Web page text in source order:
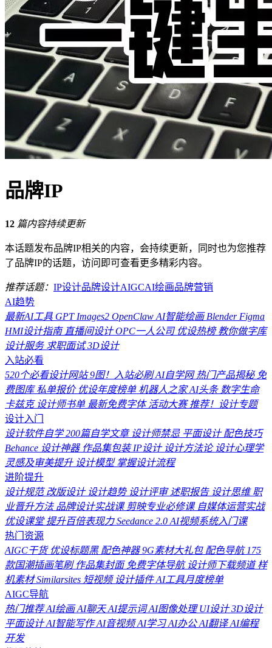
品牌IP
12 篇内容持续更新
本话题发布品牌IP相关的内容，会持续更新，同时也为您推荐
了品牌IP的话题，访问即可查看更多精彩内容。
推荐话题： IP设计品牌设计AIGCAI绘画品牌营销
AI趋势
最新AI工具 GPT Images2 OpenClaw AI智能绘画BlenderFigma
HMI设计指南直播间设计OPC一人公司优设热榜教你做字库
设计服务求职面试3D设计
入站必看
520个必看设计网站9图！入站必刷AI自学网热门产品揭秘免
费图库私单报价优设年度榜单机器人之家AI头条数字生命
卡兹克设计师书单最新免费字体活动大赛推荐！设计专题
设计入门
设计软件自学200篇自学文章设计师禁忌平面设计配色技巧
Behance 设计神器作品集包装IP设计设计方法论设计心理学
灵感及审美提升设计模型掌握设计流程
进阶提升
设计规范改版设计设计趋势设计评审述职报告设计思维职
业晋升方法品牌设计实战课剪映专业必修课自媒体运营实战
优设课堂提升百倍表现力Seedance 2.0 AI视频系统入门课
热门资源
AIGC干货优设标题黑配色神器9G素材大礼包配色导航175
款国潮插画笔刷作品集封面免费字体导航设计师下载频道样
机素材Similarsites 短视频设计插件AI工具月度榜单
AIGC导航
热门推荐AI绘画AI聊天AI提示词AI图像处理UI设计3D设计
平面设计AI智能写作AI音视频AI学习AI办公AI翻译AI编程
开发